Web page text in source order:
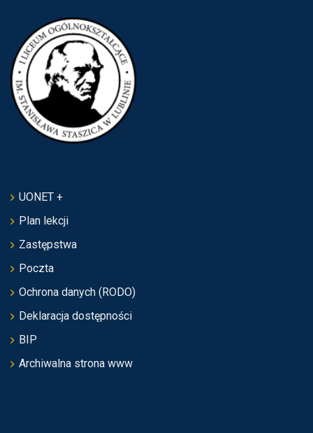
UONET +
Plan lekcji
Zastępstwa
Poczta
Ochrona danych (RODO)
Deklaracja dostępności
BIP
Archiwalna strona www